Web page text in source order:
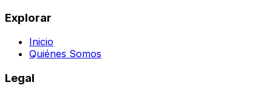
Explorar
Inicio
Quiénes Somos
Legal